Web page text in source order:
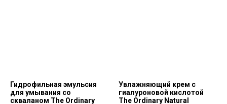
Гидрофильная эмульсия
для умывания со
скваланом The Ordinary
Увлажняющий крем с
гиалуроновой кислотой
The Ordinary Natural
Позвонить и написать нам
+7 (993) 349-59-98